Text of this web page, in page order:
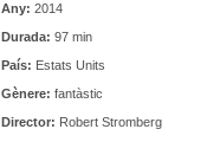
Any: 2014
Durada: 97 min
País: Estats Units
Gènere: fantàstic
Director: Robert Stromberg